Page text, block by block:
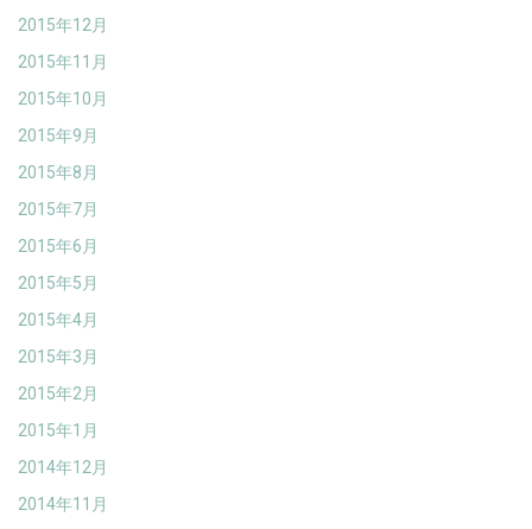
2015年12月
2015年11月
2015年10月
2015年9月
2015年8月
2015年7月
2015年6月
2015年5月
2015年4月
2015年3月
2015年2月
2015年1月
2014年12月
2014年11月